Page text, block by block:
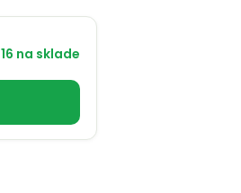
16 na sklade